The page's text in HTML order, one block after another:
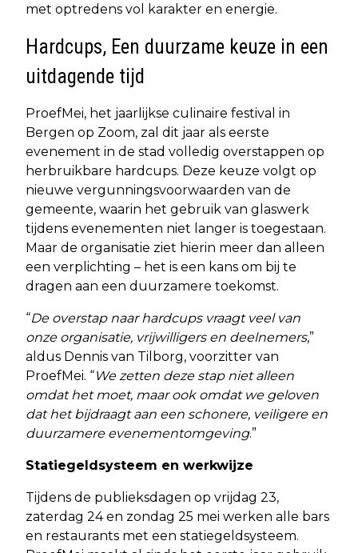
met optredens vol karakter en energie.
Hardcups, Een duurzame keuze in een
uitdagende tijd
ProefMei, het jaarlijkse culinaire festival in
Bergen op Zoom, zal dit jaar als eerste
evenement in de stad volledig overstappen op
herbruikbare hardcups. Deze keuze volgt op
nieuwe vergunningsvoorwaarden van de
gemeente, waarin het gebruik van glaswerk
tijdens evenementen niet langer is toegestaan.
Maar de organisatie ziet hierin meer dan alleen
een verplichting – het is een kans om bij te
dragen aan een duurzamere toekomst.
“De overstap naar hardcups vraagt veel van
onze organisatie, vrijwilligers en deelnemers,”
aldus Dennis van Tilborg, voorzitter van
ProefMei. “We zetten deze stap niet alleen
omdat het moet, maar ook omdat we geloven
dat het bijdraagt aan een schonere, veiligere en
duurzamere evenementomgeving.”
Statiegeldsysteem en werkwijze
Tijdens de publieksdagen op vrijdag 23,
zaterdag 24 en zondag 25 mei werken alle bars
en restaurants met een statiegeldsysteem.